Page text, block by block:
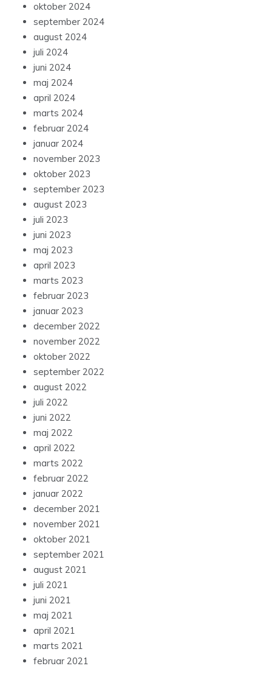
oktober 2024
september 2024
august 2024
juli 2024
juni 2024
maj 2024
april 2024
marts 2024
februar 2024
januar 2024
november 2023
oktober 2023
september 2023
august 2023
juli 2023
juni 2023
maj 2023
april 2023
marts 2023
februar 2023
januar 2023
december 2022
november 2022
oktober 2022
september 2022
august 2022
juli 2022
juni 2022
maj 2022
april 2022
marts 2022
februar 2022
januar 2022
december 2021
november 2021
oktober 2021
september 2021
august 2021
juli 2021
juni 2021
maj 2021
april 2021
marts 2021
februar 2021